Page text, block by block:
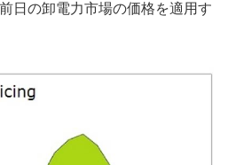
日の卸電力市場の価格を適用す